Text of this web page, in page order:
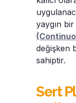
yaygın
değişken
sahiptir.
Sert